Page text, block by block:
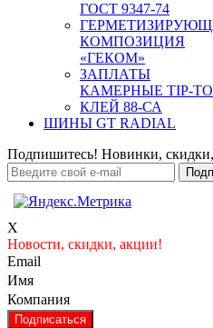
ГОСТ 9347-74
КОМПОЗИЦИЯ
«ГЕКОМ»
ЗАПЛАТЫ
КАМЕРНЫЕ TIP-
КЛЕЙ 88-СА
ШИНЫ GT RADIAL
Подпишитесь! Новинки,
X
Новости, скидки, акции!
Email
Имя
Компания